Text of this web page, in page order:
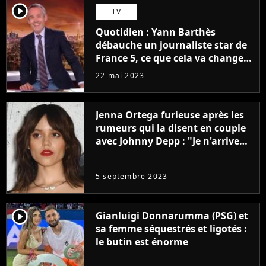
player2 TV
Quotidien : Yann Barthès
débauche un journaliste star de
France 5, ce que cela va changer
à la rentrée
22 mai 2023
Jenna Ortega furieuse après les
rumeurs qui la disent en couple
avec Johnny Depp : "Je n'arrive
5 septembre 2023
player2
Gianluigi Donnarumma (PSG) et
sa femme séquestrés et ligotés :
le butin est énorme